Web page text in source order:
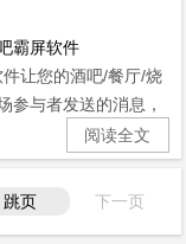
霸屏软件
让您的酒吧/餐厅/烧
参与者发送的消息，
阅读全文
跳页 下一页